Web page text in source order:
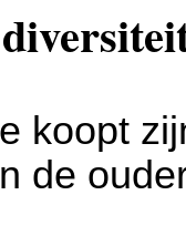
koopt
de